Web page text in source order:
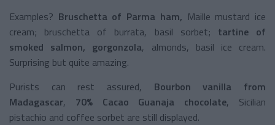
Examples? Bruschetta of Parma ham, Maille mustard ice
cream; bruschetta of burrata, basil sorbet; tartine of
smoked salmon, gorgonzola, almonds, basil ice cream.
Surprising but quite amazing.
Purists can rest assured, Bourbon vanilla from
Madagascar, 70% Cacao Guanaja chocolate, Sicilian
pistachio and coffee sorbet are still displayed.